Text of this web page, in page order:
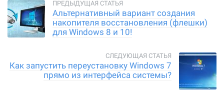
Альтернативный вариант создания
накопителя восстановления (флешки)
для Windows 8 и 10!
Как запустить переустановку Windows 7
прямо из интерфейса системы?